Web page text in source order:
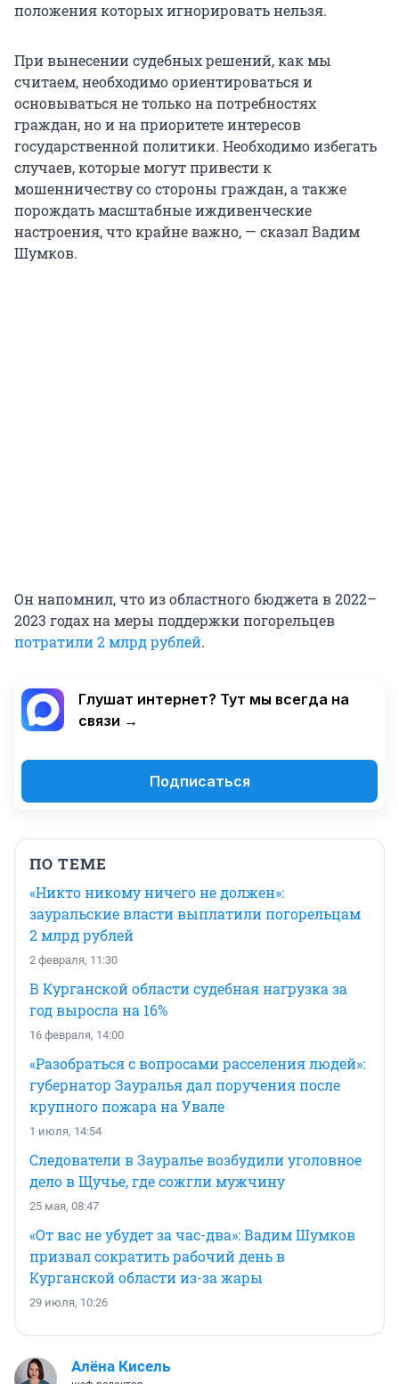
положения которых игнорировать нельзя.
При вынесении судебных решений, как мы
считаем, необходимо ориентироваться и
основываться не только на потребностях
граждан, но и на приоритете интересов
государственной политики. Необходимо избегать
случаев, которые могут привести к
мошенничеству со стороны граждан, а также
порождать масштабные иждивенческие
настроения, что крайне важно, — сказал Вадим
Шумков.
Он напомнил, что из областного бюджета в 2022–
2023 годах на меры поддержки погорельцев
потратили 2 млрд рублей.
Глушат интернет? Тут мы всегда на
связи →
Подписаться
ПО ТЕМЕ
«Никто никому ничего не должен»:
зауральские власти выплатили погорельцам
2 млрд рублей
2 февраля, 11:30
В Курганской области судебная нагрузка за
год выросла на 16%
16 февраля, 14:00
«Разобраться с вопросами расселения людей»:
губернатор Зауралья дал поручения после
крупного пожара на Увале
1 июля, 14:54
Следователи в Зауралье возбудили уголовное
дело в Щучье, где сожгли мужчину
25 мая, 08:47
«От вас не убудет за час-два»: Вадим Шумков
призвал сократить рабочий день в
Курганской области из-за жары
29 июля, 10:26
Алёна Кисель